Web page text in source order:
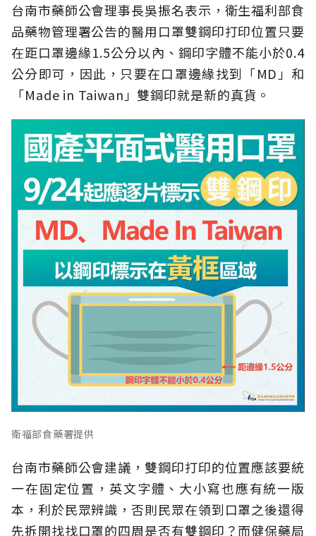
台南市藥師公會理事長吳振名表示，衛生福利部食
品藥物管理署公告的醫用口罩雙鋼印打印位置只要
在距口罩邊緣1.5公分以內、鋼印字體不能小於0.4
公分即可，因此，只要在口罩邊緣找到「MD」和
「Made in Taiwan」雙鋼印就是新的真貨。
衛福部食藥署提供
台南市藥師公會建議，雙鋼印打印的位置應該要統
一在固定位置，英文字體、大小寫也應有統一版
本，利於民眾辨識，否則民眾在領到口罩之後還得
先拆開找找口罩的四周是否有雙鋼印？而健保藥局